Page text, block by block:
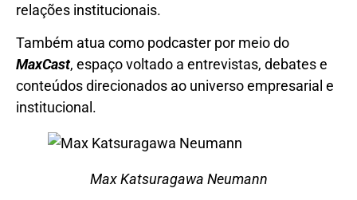
relações institucionais.
Também atua como podcaster por meio do
MaxCast, espaço voltado a entrevistas, debates e
conteúdos direcionados ao universo empresarial e
institucional.
Max Katsuragawa Neumann